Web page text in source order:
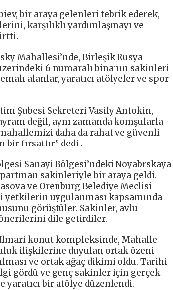
bir araya gelenleri tebrik ederek,
karşılıklı yardımlaşmayı ve
Mahallesi’nde, Birleşik Rusya
6 numaralı binanın sakinleri
alanlar, yaratıcı atölyeler ve spor
Şubesi Sekreteri Vasily Antokin,
değil, aynı zamanda komşularla
daha da rahat ve güvenli
fırsattır” dedi .
Sanayi Bölgesi’ndeki Noyabrskaya
sakinleriyle bir araya geldi.
ve Orenburg Belediye Meclisi
yetkilerin uygulanması kapsamında
görüştüler. Sakinler, avlu
dile getirdiler.
Ilmari konut kompleksinde, Mahalle
ilişkilerine duyulan ortak özeni
ve ortak ağaç dikimi oldu. Tarihi
gördü ve genç sakinler için gerçek
bir atölye düzenlendi.